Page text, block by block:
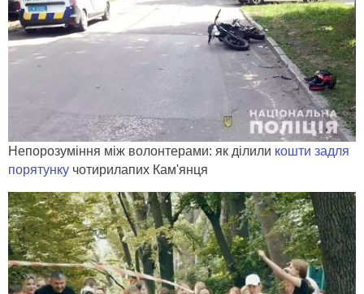
Непорозуміння між волонтерами: як ділили кошти задля
порятунку чотирилапих Кам'янця